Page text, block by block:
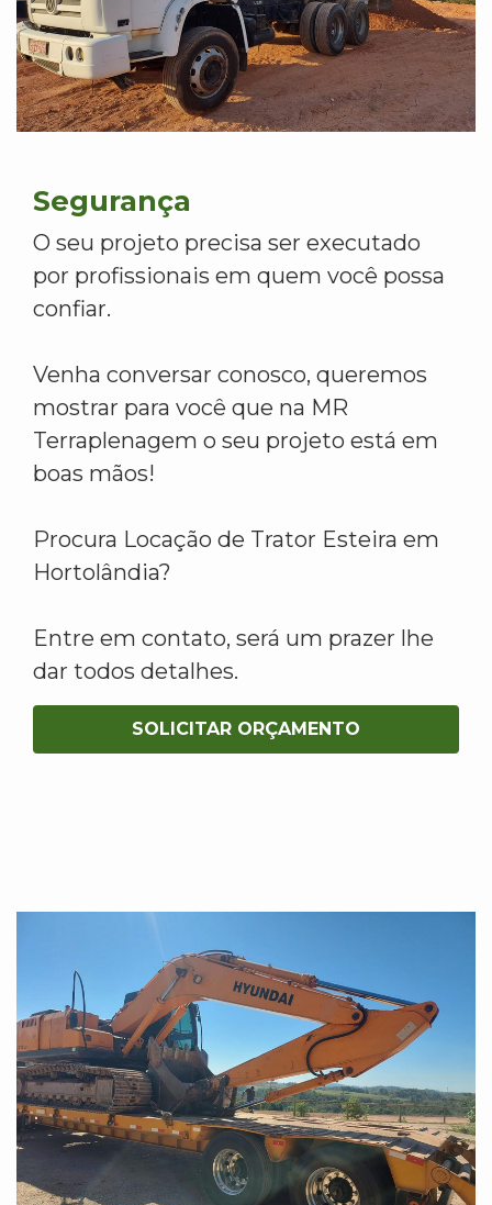
Segurança
O seu projeto precisa ser executado
por profissionais em quem você possa
confiar.
Venha conversar conosco, queremos
mostrar para você que na MR
Terraplenagem o seu projeto está em
boas mãos!
Procura Locação de Trator Esteira em
Hortolândia?
Entre em contato, será um prazer lhe
dar todos detalhes.
SOLICITAR ORÇAMENTO